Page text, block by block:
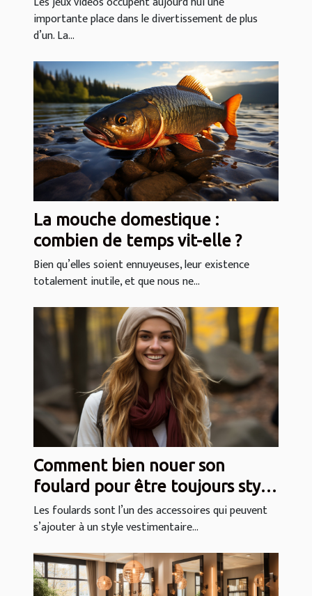
importante place dans le divertissement de plus
d’un. La...
La mouche domestique :
combien de temps vit-elle ?
Bien qu’elles soient ennuyeuses, leur existence
totalement inutile, et que nous ne...
Comment bien nouer son
foulard pour être toujours stylé
?
Les foulards sont l’un des accessoires qui peuvent
s’ajouter à un style vestimentaire...